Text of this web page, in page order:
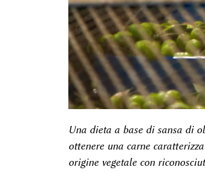
Una dieta a base di sansa di
ottenere una carne
origine vegetale con